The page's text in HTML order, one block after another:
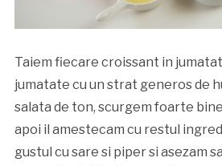
Taiem fiecare croissant in
jumatate cu un strat generos de
salata de ton, scurgem foarte
apoi il amestecam cu restul
gustul cu sare si piper si asezam